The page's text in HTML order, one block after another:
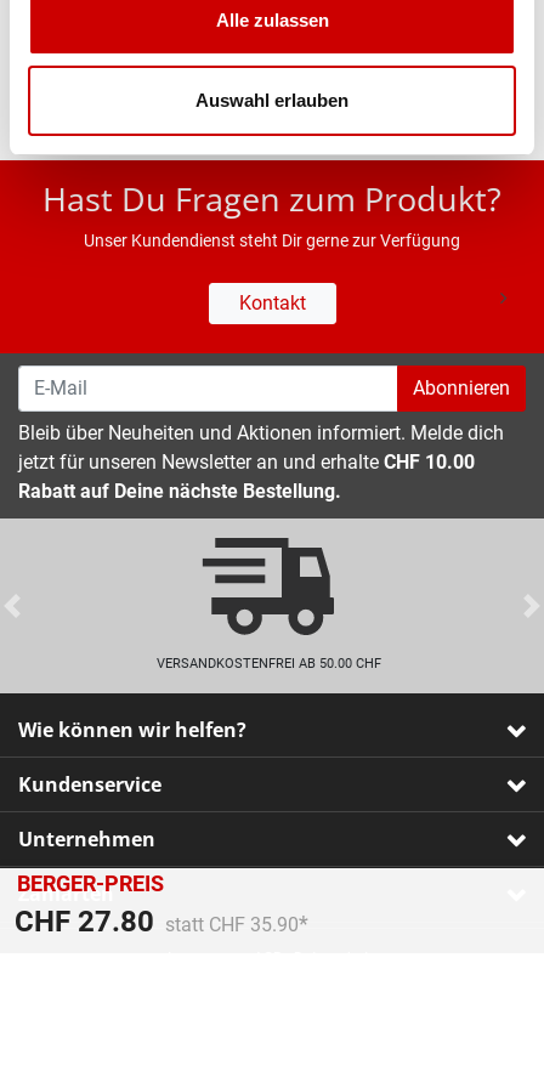
Alle zulassen
Auswahl erlauben
BERGER-PREIS
CHF 27.80 Preis reduziert von
statt CHF 35.90
An
* UVP des Herstellers; Alle Preisangaben inkl. MwSt.
Hast Du Fragen zum Produkt?
Unser Kundendienst steht Dir gerne zur Verfügung
Kontakt
Abonnieren
Bleib über Neuheiten und Aktionen informiert. Melde dich
jetzt für unseren Newsletter an und erhalte CHF 10.00
Rabatt auf Deine nächste Bestellung.
VERSANDKOSTENFREI AB 50.00 CHF
Previous
Wie können wir helfen?
Kundenservice
Unternehmen
Zahlarten